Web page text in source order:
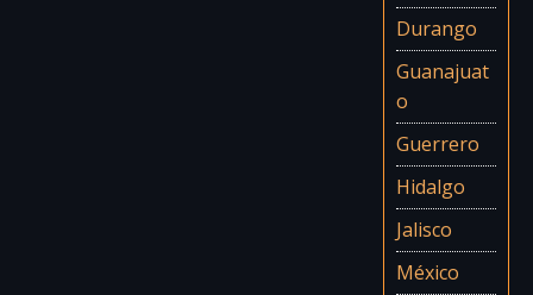
Durango
Guanajuat
o
Guerrero
Hidalgo
Jalisco
México